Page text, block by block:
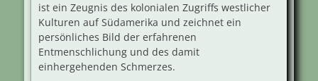
ist ein Zeugnis des kolonialen Zugriffs westlicher
Kulturen auf Südamerika und zeichnet ein
persönliches Bild der erfahrenen
Entmenschlichung und des damit
einhergehenden Schmerzes.